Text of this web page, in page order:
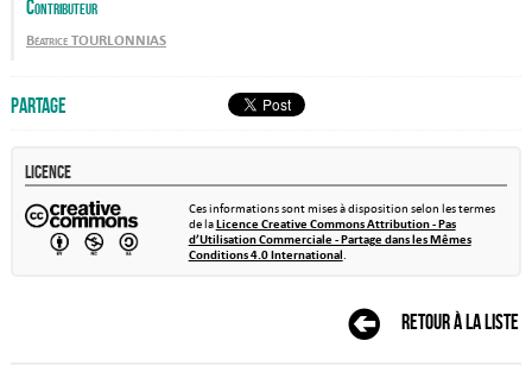
Contributeur
Béatrice TOURLONNIAS
Partage
Licence
Ces informations sont mises à disposition selon les termes
de laLicence Creative Commons Attribution - Pas
d’Utilisation Commerciale - Partage dans les Mêmes
Conditions 4.0 International.
Retour à la liste